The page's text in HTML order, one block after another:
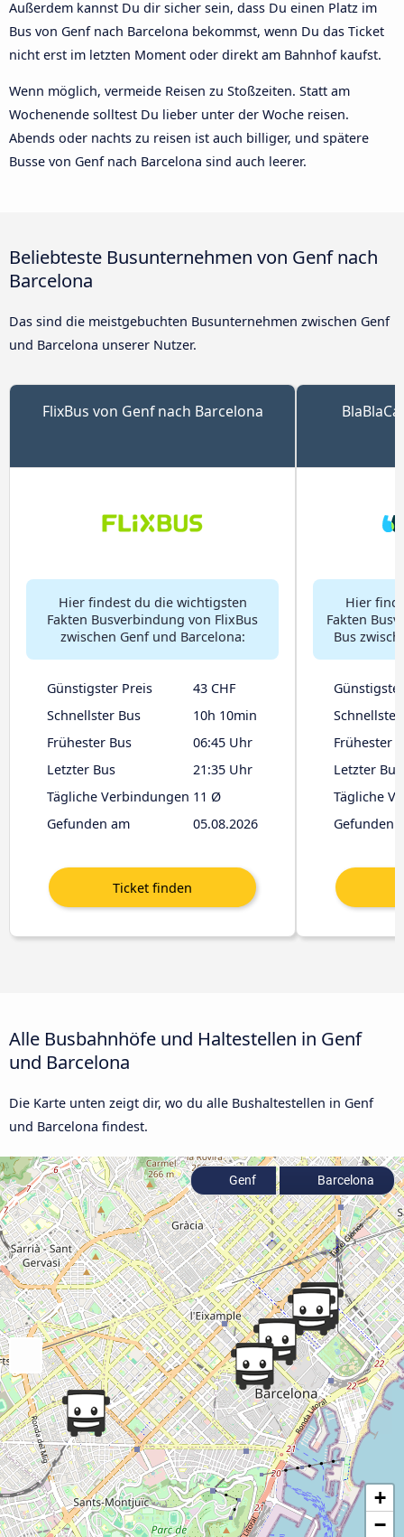
Außerdem kannst Du dir sicher sein, dass Du einen Platz im
Bus von Genf nach Barcelona bekommst, wenn Du das Ticket
nicht erst im letzten Moment oder direkt am Bahnhof kaufst.
Wenn möglich, vermeide Reisen zu Stoßzeiten. Statt am
Wochenende solltest Du lieber unter der Woche reisen.
Abends oder nachts zu reisen ist auch billiger, und spätere
Busse von Genf nach Barcelona sind auch leerer.
Beliebteste Busunternehmen von Genf nach
Barcelona
Das sind die meistgebuchten Busunternehmen zwischen Genf
und Barcelona unserer Nutzer.
FlixBus von Genf nach Barcelona
Hier findest du die wichtigsten
Fakten Busverbindung von FlixBus
zwischen Genf und Barcelona:
Günstigster Preis
43 CHF
Schnellster Bus
10h 10min
Frühester Bus
06:45 Uhr
Letzter Bus
21:35 Uhr
Tägliche Verbindungen 11 Ø
Gefunden am
05.08.2026
Hier
Fakten
Bus
Schnellster
Frühester
Letzter Bus
Tägliche
Gefunden
Alle Busbahnhöfe und Haltestellen in Genf
und Barcelona
Die Karte unten zeigt dir, wo du alle Bushaltestellen in Genf
und Barcelona findest.
+
−
Genf Barcelona